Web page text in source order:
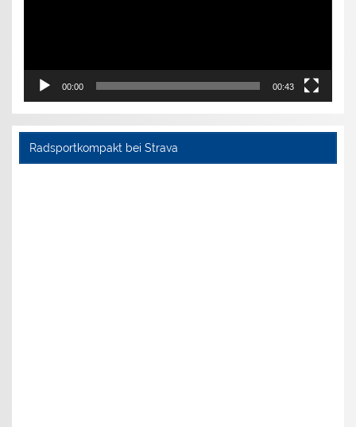
00:00 00:43
Radsportkompakt bei Strava